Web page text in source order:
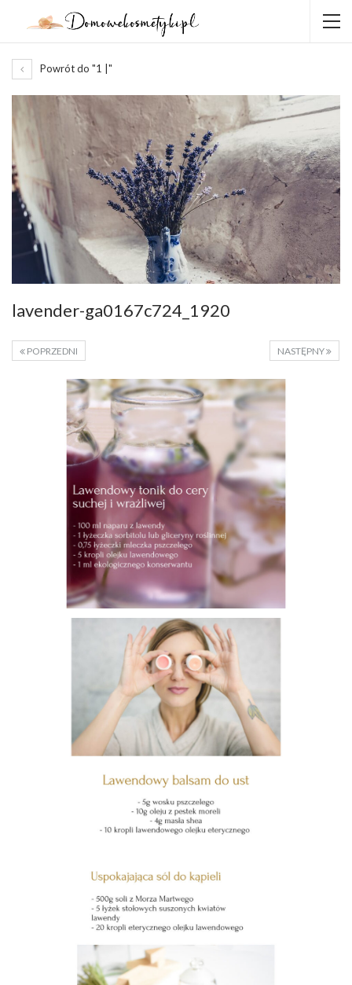
Powrót do "1 |"
lavender-ga0167c724_1920
NASTĘPNY
POPRZEDNI